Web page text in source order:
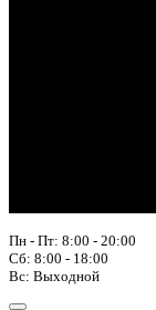
Пн - Пт: 8:00 - 20:00
Сб: 8:00 - 18:00
Вс: Выходной